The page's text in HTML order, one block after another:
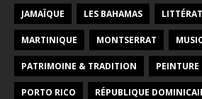
JAMAÏQUE LES BAHAMAS
MARTINIQUE MONTSERRAT
PATRIMOINE & TRADITION PEINTURE
PORTO RICO RÉPUBLIQUE